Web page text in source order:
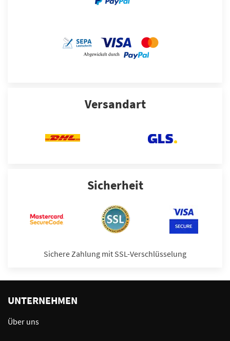
Versandart
Sicherheit
Sichere Zahlung mit SSL-Verschlüsselung
UNTERNEHMEN
Über uns